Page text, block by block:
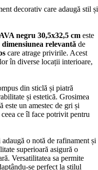
decorativ care adaugă stil și
negru 30,5x32,5 cm este
dimensiunea relevantă de
care atrage privirile. Acest
în diverse locații interioare,
din sticlă și piatră
și estetică. Grosimea
este un amestec de gri și
ce îl face potrivit pentru
o notă de rafinament și
superioară asigură o
Versatilitatea sa permite
se perfect la stilul